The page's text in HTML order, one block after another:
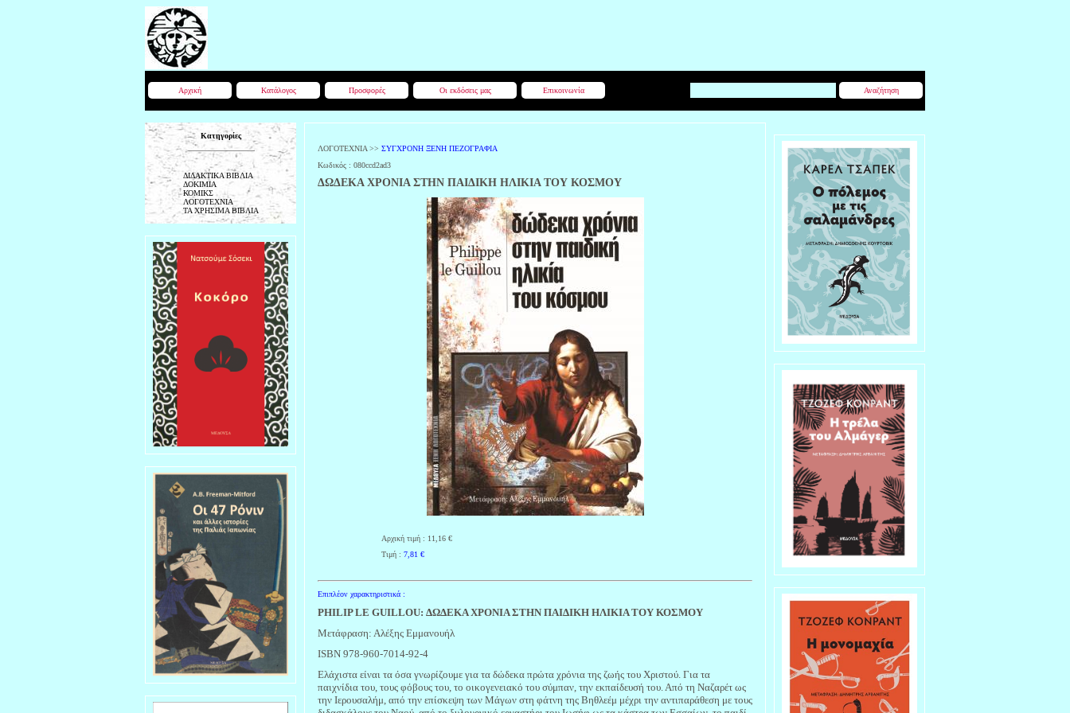
Αρχική Κατάλογος Προσφορές Οι εκδόσεις μας Επικοινωνία Αναζήτηση
Κατηγορίες
ΔΙΔΑΚΤΙΚΑ ΒΙΒΛΙΑ
ΔΟΚΙΜΙΑ
ΚΟΜΙΚΣ
ΛΟΓΟΤΕΧΝΙΑ
ΤΑ ΧΡΗΣΙΜΑ ΒΙΒΛΙΑ
ΛΟΓΟΤΕΧΝΙΑ >> ΣΥΓΧΡΟΝΗ ΞΕΝΗ ΠΕΖΟΓΡΑΦΙΑ
Κωδικός : 080ccd2ad3
ΔΩΔΕΚΑ ΧΡΟΝΙΑ ΣΤΗΝ ΠΑΙΔΙΚΗ ΗΛΙΚΙΑ ΤΟΥ ΚΟΣΜΟΥ
Αρχική τιμή : 11,16 €
Τιμή : 7,81 €
Επιπλέον χαρακτηριστικά :
PHILIP LE GUILLOU: ΔΩΔΕΚΑ ΧΡΟΝΙΑ ΣΤΗΝ ΠΑΙΔΙΚΗ ΗΛΙΚΙΑ ΤΟΥ ΚΟΣΜΟΥ
Μετάφραση: Αλέξης Εμμανουήλ
ISBN 978-960-7014-92-4
Ελάχιστα είναι τα όσα γνωρίζουμε για τα δώδεκα πρώτα χρόνια της ζωής του Χριστού. Για τα
παιχνίδια του, τους φόβους του, το οικογενειακό του σύμπαν, την εκπαίδευσή του. Από τη Ναζαρέτ ως
την Ιερουσαλήμ, από την επίσκεψη των Μάγων στη φάτνη της Βηθλεέμ μέχρι την αντιπαράθεση με τους